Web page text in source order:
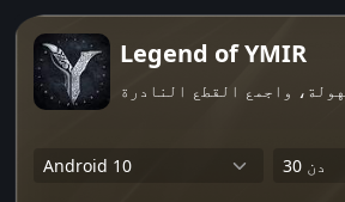
Legend of YMIR
واجمع القطع النادرة